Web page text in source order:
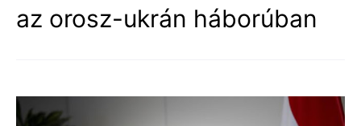
az orosz-ukrán háborúban